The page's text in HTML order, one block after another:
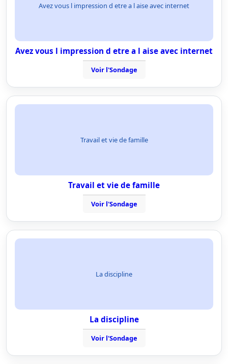
Avez vous l impression d etre a l aise avec internet
Avez vous l impression d etre a l aise avec internet
Voir l'Sondage
Travail et vie de famille
Travail et vie de famille
Voir l'Sondage
La discipline
La discipline
Voir l'Sondage